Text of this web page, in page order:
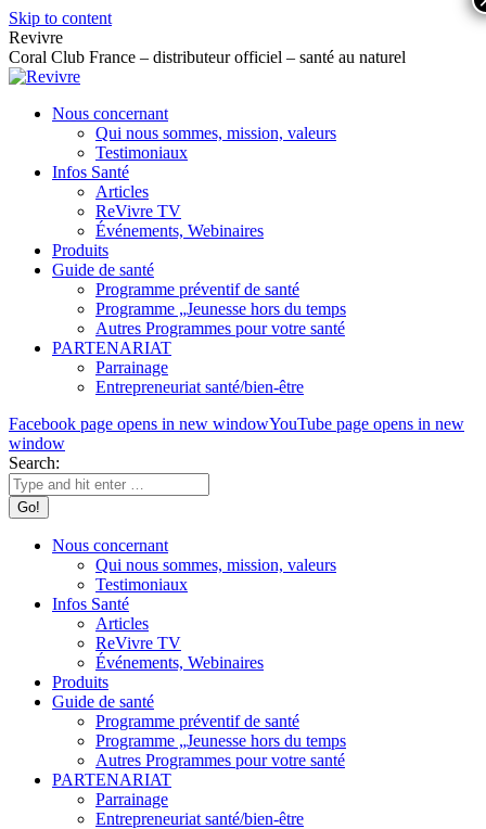
Skip to content
Revivre
Coral Club France – distributeur officiel – santé au naturel
Nous concernant
Qui nous sommes, mission, valeurs
Testimoniaux
Infos Santé
Articles
ReVivre TV
Événements, Webinaires
Produits
Guide de santé
Programme préventif de santé
Programme „Jeunesse hors du temps
Autres Programmes pour votre santé
PARTENARIAT
Parrainage
Entrepreneuriat santé/bien-être
Facebook page opens in new windowYouTube page opens in new
window
Search:
Nous concernant
Qui nous sommes, mission, valeurs
Testimoniaux
Infos Santé
Articles
ReVivre TV
Événements, Webinaires
Produits
Guide de santé
Programme préventif de santé
Programme „Jeunesse hors du temps
Autres Programmes pour votre santé
PARTENARIAT
Parrainage
Entrepreneuriat santé/bien-être